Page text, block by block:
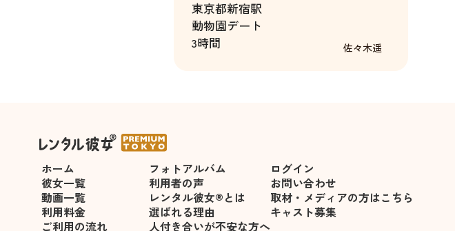
東京都新宿駅
動物園デート
3時間
佐々木遥
ホーム
彼女一覧
動画一覧
利用料金
ご利用の流れ
フォトアルバム
利用者の声
レンタル彼女®とは
選ばれる理由
人付き合いが不安な方へ
ログイン
お問い合わせ
取材・メディアの方はこちら
キャスト募集